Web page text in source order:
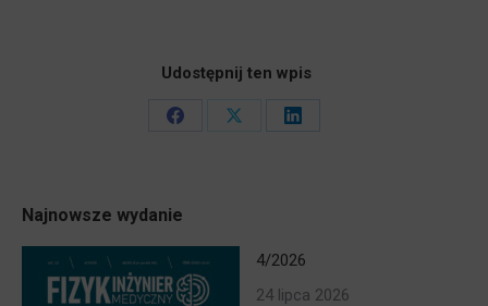
Udostępnij ten wpis
Share
Share
Share
Najnowsze wydanie
4/2026
24 lipca 2026